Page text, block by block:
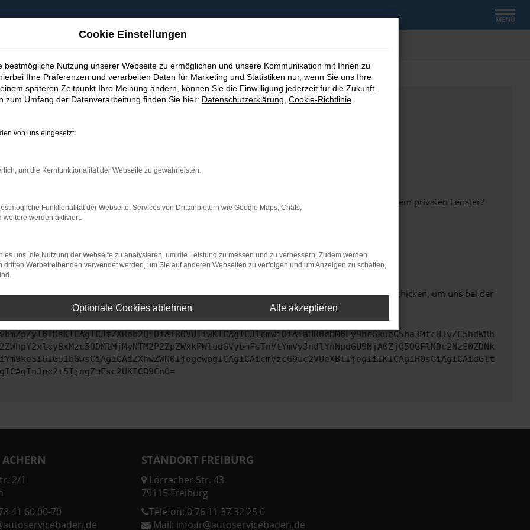
MENÜ
bestimmter Seiten verhindern. Funktioniert die Seite in einem anderen Browser oder in einem privaten Fenster?
beheben.
auf dem neuesten Stand sind.
kann auch dazu führen, dass bestimmte Funktionen nicht mehr unterstützt werden.
uns bitte. Wir werden versuchen, das Problem zu beheben. Du kannst uns diesen Text schicken, um uns bei der
2/1
41 60 00-70
STANDORT FREIBURG
Lörracher Str. 43
79115 Freiburg
Telefon: 0 76 11 37 32 25 0
Mail: info.fr@autoservicebaden.de
Cookie Einstellungen
bestmögliche Nutzung unserer Webseite zu ermöglichen und unsere Kommunikation mit Ihnen zu
Ihre Präferenzen und verarbeiten Daten für Marketing und Statistiken nur, wenn Sie uns Ihre
späteren Zeitpunkt Ihre Meinung ändern, können Sie die Einwilligung jederzeit für die Zukunft
zum Umfang der Datenverarbeitung finden Sie hier: Datenschutzerklärung Cookie-Richtlinie
von uns eingesetzt:
um die Kernfunktionalität der Webseite zu gewährleisten.
Funktionalität der Webseite. Services von Drittanbietern wie Google Maps, Chats,
weitere werden aktiviert.
es uns, die Nutzung der Webseite zu analysieren, um die Leistung zu messen und zu verbessern. Zudem werden
dritten Werbetreibenden verwendet werden, um Sie auf anderen Webseiten zu verfolgen und um Anzeigen zu schalten,
Optionale Cookies ablehnen Alle akzeptieren